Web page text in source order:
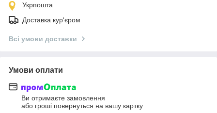
Укрпошта
Доставка кур'єром
Всі умови доставки
Умови оплати
Ви отримаєте замовлення
або гроші повернуться на вашу картку